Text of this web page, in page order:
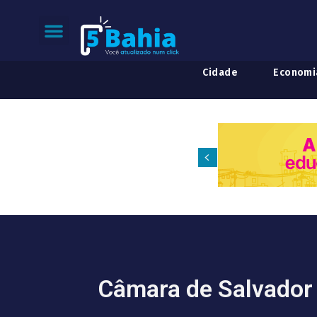
Cidade
Câmara de